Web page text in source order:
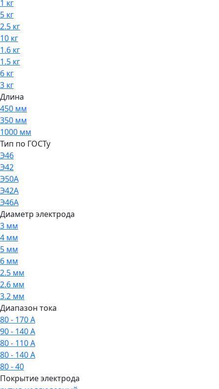
1 кг
5 кг
2.5 кг
10 кг
1.6 кг
1.5 кг
6 кг
3 кг
Длина
450 мм
350 мм
1000 мм
Тип по ГОСТу
Э46
Э42
Э50А
Э42А
Э46А
Диаметр электрода
3 мм
4 мм
5 мм
6 мм
2.5 мм
2.6 мм
3.2 мм
Диапазон тока
80 - 170 А
90 - 140 А
80 - 110 А
80 - 140 А
80 - 40
Покрытие электрода